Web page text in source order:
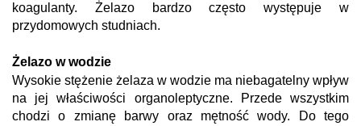
koagulanty. Żelazo bardzo często występuje w
przydomowych studniach.
Żelazo w wodzie
Wysokie stężenie żelaza w wodzie ma niebagatelny wpływ
na jej właściwości organoleptyczne. Przede wszystkim
chodzi o zmianę barwy oraz mętność wody. Do tego